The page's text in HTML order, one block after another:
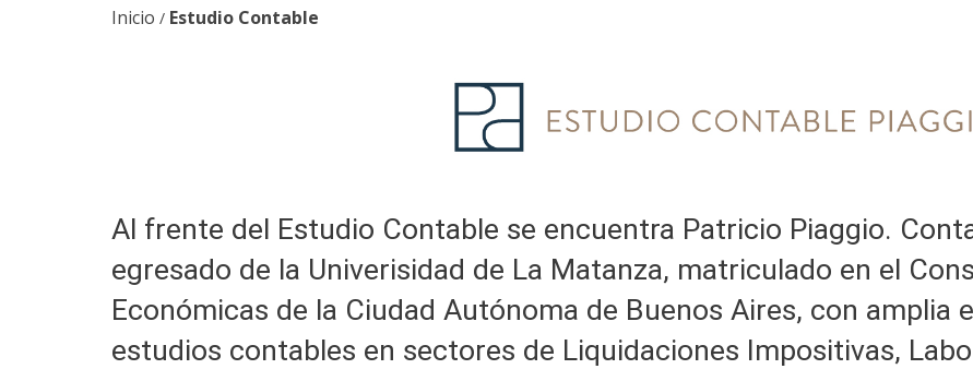
Inicio / Estudio Contable
Al frente del Estudio Contable se encuentra Patricio Piaggio.
egresado de la Univerisidad de La Matanza, matriculado en el
Económicas de la Ciudad Autónoma de Buenos Aires, con amplia
estudios contables en sectores de Liquidaciones Impositivas,